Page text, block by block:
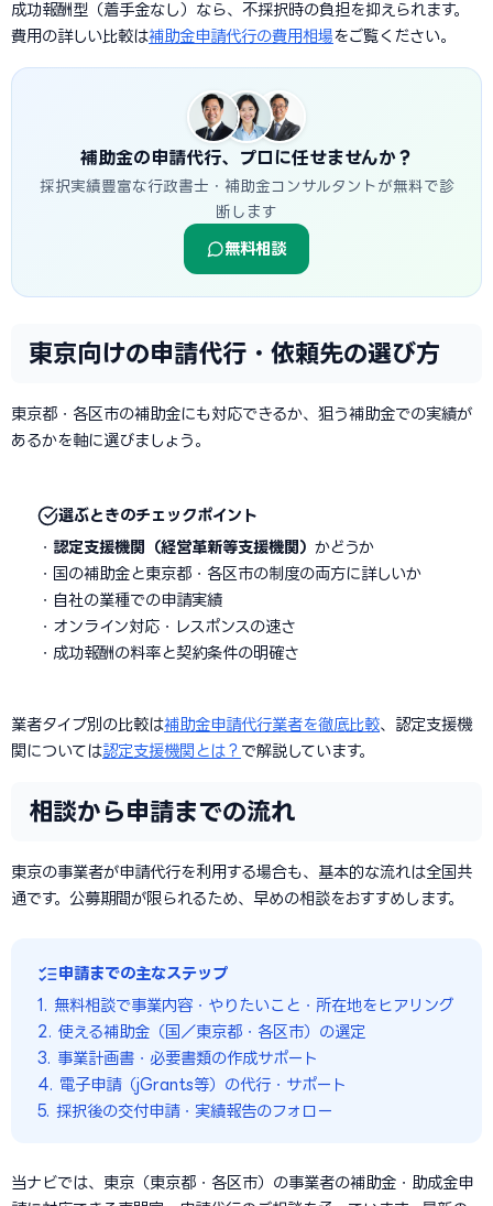
成功報酬型（着手金なし）なら、不採択時の負担を抑えられます。
費用の詳しい比較は補助金申請代行の費用相場をご覧ください。
補助金の申請代行、プロに任せませんか？
採択実績豊富な行政書士・補助金コンサルタントが無料で診
断します
無料相談
東京向けの申請代行・依頼先の選び方
東京都・各区市の補助金にも対応できるか、狙う補助金での実績が
あるかを軸に選びましょう。
選ぶときのチェックポイント
・ 認定支援機関（経営革新等支援機関） かどうか
・国の補助金と東京都・各区市の制度の両方に詳しいか
・自社の業種での申請実績
・オンライン対応・レスポンスの速さ
・成功報酬の料率と契約条件の明確さ
業者タイプ別の比較は補助金申請代行業者を徹底比較、認定支援機
関については認定支援機関とは？ で解説しています。
相談から申請までの流れ
東京の事業者が申請代行を利用する場合も、基本的な流れは全国共
通です。公募期間が限られるため、早めの相談をおすすめします。
申請までの主なステップ
1. 無料相談で事業内容・やりたいこと・所在地をヒアリング
2. 使える補助金（国／東京都・各区市）の選定
3. 事業計画書・必要書類の作成サポート
4. 電子申請（jGrants等）の代行・サポート
5. 採択後の交付申請・実績報告のフォロー
当ナビでは、東京（東京都・各区市）の事業者の補助金・助成金申